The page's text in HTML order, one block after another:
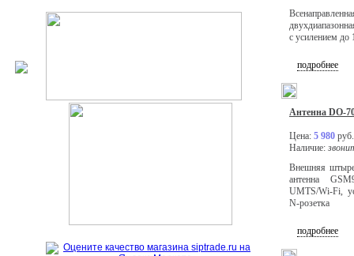
с усилением до
подробнее
Антенна DO-
Цена: 5 980 руб.
Наличие:
Внешняя
антенна
UMTS/Wi-Fi,
N-розетка
подробнее